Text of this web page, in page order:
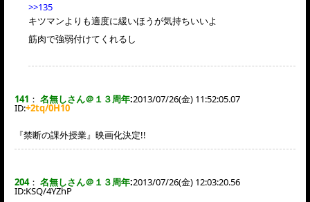
>>135
キツマンよりも適度に緩いほうが気持ちいいよ
筋肉で強弱付けてくれるし
141 ： 名無しさん＠１３周年:2013/07/26(金) 11:52:05.07
ID:+2tq/0H10
『禁断の課外授業』映画化決定!!
204： 名無しさん＠１３周年:2013/07/26(金) 12:03:20.56
ID:KSQ/4YZhP